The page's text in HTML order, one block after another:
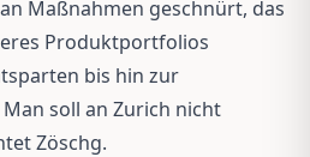
Maßnahmen geschnürt, das
Produktportfolios
bis hin zur
soll an Zurich nicht
Zöschg.